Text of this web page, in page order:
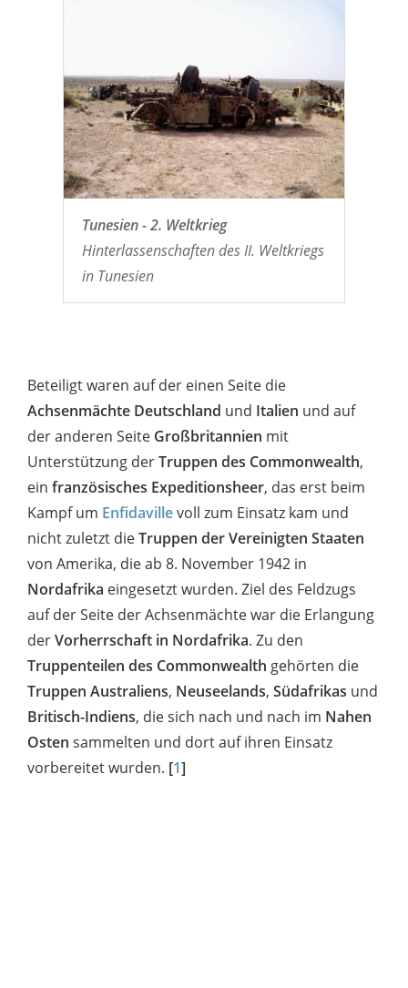
Tunesien - 2. Weltkrieg
Hinterlassenschaften des II. Weltkriegs
in Tunesien
Beteiligt waren auf der einen Seite die
Achsenmächte Deutschland und Italien und auf
der anderen Seite Großbritannien mit
Unterstützung derTruppen des Commonwealth,
ein französisches Expeditionsheer, das erst beim
Kampf um Enfidavillevoll zum Einsatz kam und
nicht zuletzt dieTruppen der Vereinigten Staaten
von Amerika, die ab 8. November 1942 in
Nordafrika eingesetzt wurden. Ziel des Feldzugs
auf der Seite der Achsenmächte war die Erlangung
derVorherrschaft in Nordafrika. Zu den
Truppenteilen des Commonwealth gehörten die
Truppen Australiens, Neuseelands, Südafrikas und
Britisch-Indiens, die sich nach und nach im Nahen
Osten sammelten und dort auf ihren Einsatz
vorbereitet wurden. [1]